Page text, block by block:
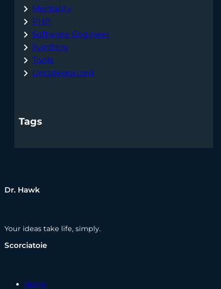
Mentality
PHP
Software Engineer
Symfony
Tools
Uncategorized
Tags
Dr. Hawk
Your ideas take life, simply.
Scorciatoie
Home